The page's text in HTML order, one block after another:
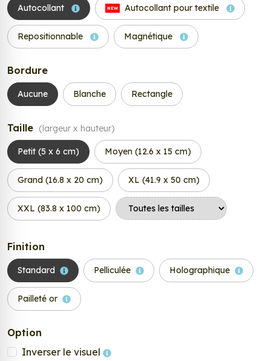
Autocollant NEW Autocollant pour textile
Repositionnable Magnétique
Bordure
Aucune Blanche Rectangle
Taille (largeur x hauteur)
Petit (5 x 6 cm) Moyen (12.6 x 15 cm)
Grand (16.8 x 20 cm) XL (41.9 x 50 cm)
XXL (83.8 x 100 cm)
Finition
Standard Pelliculée Holographique
Pailleté or
Option
Inverser le visuel